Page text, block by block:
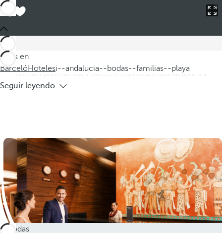
Estás en
BarcelóHotelesi--andalucia--bodas--familias--playa
Barceló
familias en la playa
Descubra nuestros hoteles en Andalucía, ideales para bodas y
familias que buscan un alojamiento en la playa. Nuestros
hoteles para familias ofrecen cómodas habitaciones y
Seguir leyendo